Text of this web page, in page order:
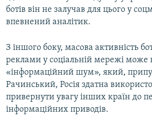
ботів він не залучав для цього у
впевнений аналітик.
З іншого боку, масова активність
реклами у соціальній мережі може
«інформаційний шум», який,
Рачинський, Росія здатна
привернути увагу інших країн до
інформаційних приводів.